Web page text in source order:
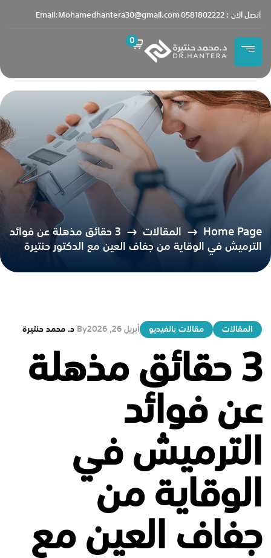
اتصل الان : 0581802222 Email:Mohamedhantera30@gmail.com
0
Home Page المقالات
3 حقائق مذهلة عن فوائد
الترميش في الوقاية من جفاف العين مع الدكتور حنتيرة
المقالات مقالات بالفيديو أبريل 26, 2026 By د. محمد حنتيرة
3 حقائق مذهلة
عن فوائد
الترميش في
الوقاية من
جفاف العين مع